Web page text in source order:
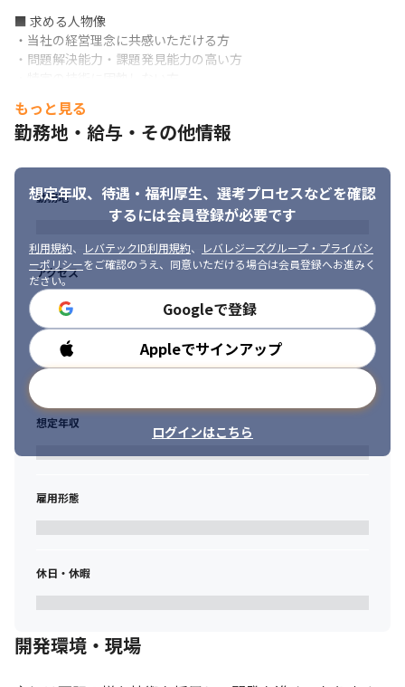
■ 求める人物像
・当社の経営理念に共感いただける方
・問題解決能力・課題発見能力の高い方
・新しい技術を学ぶことが好きな方
・論理的思考力のある方
・周囲と協力してものごとを進める力のある方
・技術動向に感度の高い方
もっと見る
勤務地・給与・その他情報
想定年収、待遇・福利厚生、 選考プロセスなどを確認
するには会員登録が必要です
利用規約、 レバテックID利用規約、
レバレジーズグループ・プライバシ
ーポリシーをご確認のうえ、同意いただける場合は会員登録へお進みく
ださい。
Googleで登録
Appleでサインアップ
ログインはこちら
勤務地
アクセス
勤務時間
想定年収
雇用形態
休日・休暇
開発環境・現場